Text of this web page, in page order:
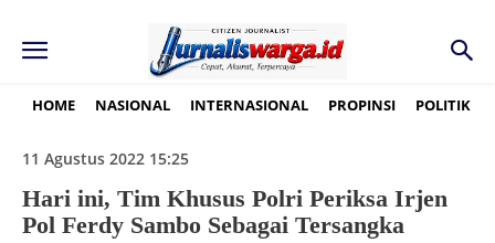
HOME NASIONAL INTERNASIONAL PROPINSI POLITIK
11 Agustus 2022 15:25
Hari ini, Tim Khusus Polri Periksa Irjen
Pol Ferdy Sambo Sebagai Tersangka